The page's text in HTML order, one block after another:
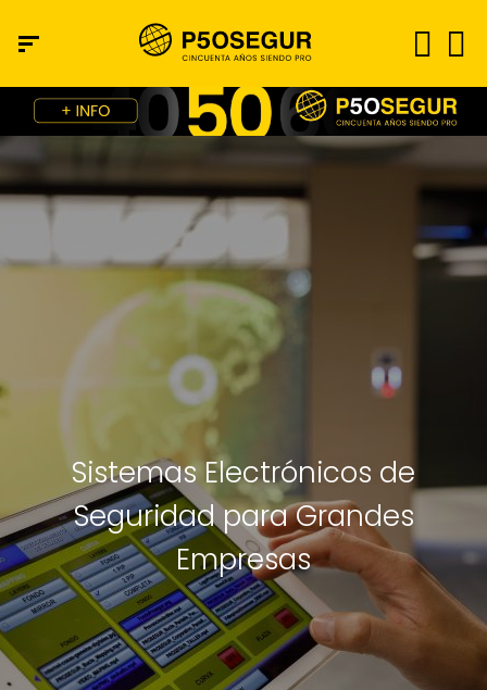
Sistemas Electrónicos de
Seguridad para Grandes
Empresas